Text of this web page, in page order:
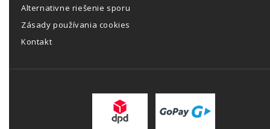
Alternativne riešenie sporu
Zásady používania cookies
Kontakt